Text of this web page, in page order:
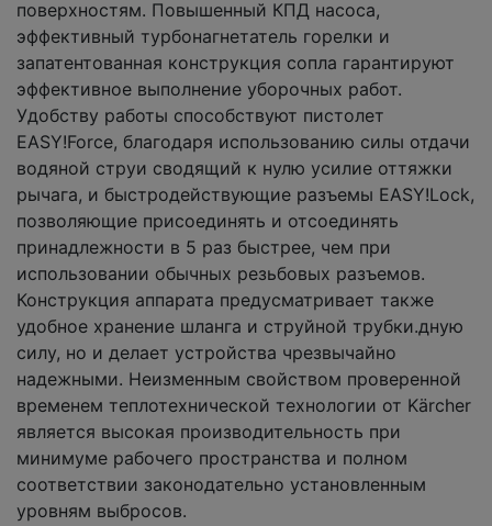
поверхностям. Повышенный КПД насоса,
эффективный турбонагнетатель горелки и
запатентованная конструкция сопла гарантируют
эффективное выполнение уборочных работ.
Удобству работы способствуют пистолет
EASY!Force, благодаря использованию силы отдачи
водяной струи сводящий к нулю усилие оттяжки
рычага, и быстродействующие разъемы EASY!Lock,
позволяющие присоединять и отсоединять
принадлежности в 5 раз быстрее, чем при
использовании обычных резьбовых разъемов.
Конструкция аппарата предусматривает также
удобное хранение шланга и струйной трубки.дную
силу, но и делает устройства чрезвычайно
надежными. Неизменным свойством проверенной
временем теплотехнической технологии от Kärcher
является высокая производительность при
минимуме рабочего пространства и полном
соответствии законодательно установленным
уровням выбросов.